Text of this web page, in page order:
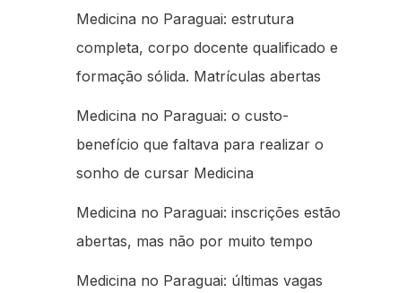
Medicina no Paraguai: estrutura
completa, corpo docente qualificado e
formação sólida. Matrículas abertas
Medicina no Paraguai: o custo-
benefício que faltava para realizar o
sonho de cursar Medicina
Medicina no Paraguai: inscrições estão
abertas, mas não por muito tempo
Medicina no Paraguai: últimas vagas